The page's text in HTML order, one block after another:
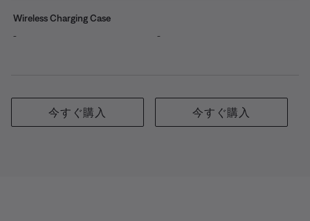
Wireless Charging Case
-
今すぐ購入
-
今すぐ購入